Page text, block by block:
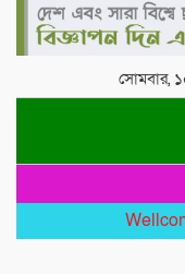
সোমবার,
Wellcome to